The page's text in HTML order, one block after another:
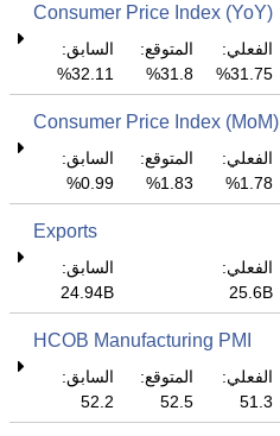
Consumer Price Index (YoY)
الفعلي:
31.75%
المتوقع:
31.8%
السابق:
32.11%
Consumer Price Index (MoM)
الفعلي:
1.78%
المتوقع:
1.83%
السابق:
0.99%
Exports
الفعلي:
25.6B
السابق:
24.94B
HCOB Manufacturing PMI
الفعلي:
51.3
المتوقع:
52.5
السابق:
52.2